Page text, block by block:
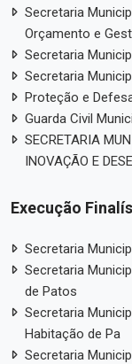
Secretaria
Orçamento e Gest
Secretaria
Secretaria
Proteção e
Guarda Civil
SECRETARIA
INOVAÇÃO E
Execução
Secretaria
Secretaria
de Patos
Secretaria
Habitação de Pa
Secretaria